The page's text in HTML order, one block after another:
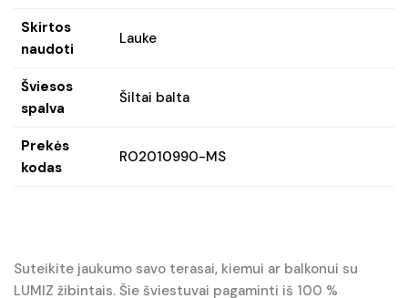
Skirtos
naudoti
Lauke
Šviesos
spalva
Šiltai balta
Prekės
kodas
RO2010990-MS
Suteikite jaukumo savo terasai, kiemui ar balkonui su
LUMIZ žibintais. Šie šviestuvai pagaminti iš 100 %